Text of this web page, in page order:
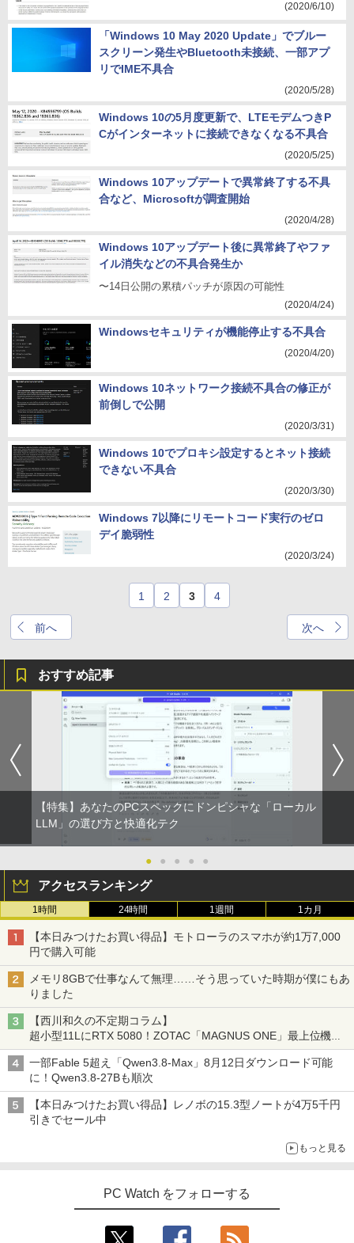
(2020/6/10)
「Windows 10 May 2020 Update」でブルー
スクリーン発生やBluetooth未接続、一部アプ
リでIME不具合
(2020/5/28)
Windows 10の5月度更新で、LTEモデムつきP
Cがインターネットに接続できなくなる不具合
(2020/5/25)
Windows 10アップデートで異常終了する不具
合など、Microsoftが調査開始
(2020/4/28)
Windows 10アップデート後に異常終了やファ
イル消失などの不具合発生か
〜14日公開の累積パッチが原因の可能性
(2020/4/24)
Windowsセキュリティが機能停止する不具合
(2020/4/20)
Windows 10ネットワーク接続不具合の修正が
前倒しで公開
(2020/3/31)
Windows 10でプロキシ設定するとネット接続
できない不具合
(2020/3/30)
Windows 7以降にリモートコード実行のゼロ
デイ脆弱性
(2020/3/24)
前へ
1 2 3 4
次へ
おすすめ記事
【特集】あなたのPCスペックにドンピシャな「ローカル
LLM」の選び方と快適化テク
● ● ● ● ●
アクセスランキング
1時間 24時間 1週間 1カ月
【本日みつけたお買い得品】モトローラのスマホが約1万7,000
円で購入可能
メモリ8GBで仕事なんて無理……そう思っていた時期が僕にもあ
りました
【西川和久の不定期コラム】
超小型11LにRTX 5080！ZOTAC「MAGNUS ONE」最上位機の
実力を探る
一部Fable 5超え「Qwen3.8-Max」8月12日ダウンロード可能
に！Qwen3.8-27Bも順次
【本日みつけたお買い得品】レノボの15.3型ノートが4万5千円
引きでセール中
もっと見る
PC Watch をフォローする